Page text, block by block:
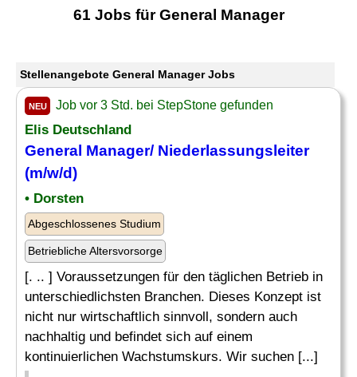
61 Jobs für General Manager
Stellenangebote General Manager Jobs
NEU Job vor 3 Std. bei StepStone gefunden
Elis Deutschland
General Manager/ Niederlassungsleiter
(m/w/d)
• Dorsten
Abgeschlossenes Studium
Betriebliche Altersvorsorge
[. .. ] Voraussetzungen für den täglichen Betrieb in
unterschiedlichsten Branchen. Dieses Konzept ist
nicht nur wirtschaftlich sinnvoll, sondern auch
nachhaltig und befindet sich auf einem
kontinuierlichen Wachstumskurs. Wir suchen [...]